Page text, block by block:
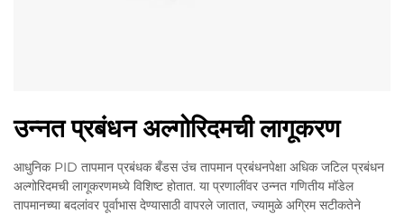
उन्नत प्रबंधन अल्गोरिदमची लागूकरण
आधुनिक PID तापमान प्रबंधक बँडस उंच तापमान प्रबंधनपेक्षा अधिक जटिल प्रबंधन
अल्गोरिदमची लागूकरणमध्ये विशिष्ट होतात. या प्रणालींवर उन्नत गणितीय मॉडेल
तापमानच्या बदलांवर पूर्वाभास देण्यासाठी वापरले जातात, ज्यामुळे अग्रिम सटीकतेने